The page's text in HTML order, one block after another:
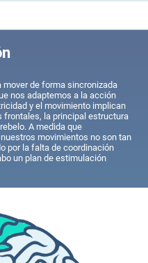
mover de forma sincronizada
nos adaptemos a la acción
y el movimiento implican
frontales, la principal estructura
A medida que
movimientos no son tan
por la falta de coordinación
un plan de estimulación